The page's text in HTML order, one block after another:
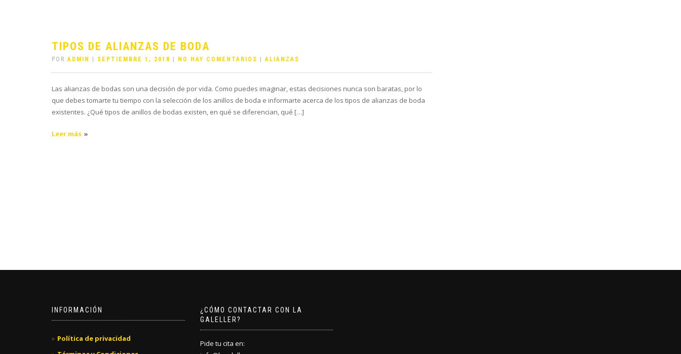
TIPOS DE ALIANZAS DE BODA
PORADMIN SEPTIEMBRE 1, 2018 NO HAY COMENTARIOS |ALIANZAS
Las alianzas de bodas son una decisión de por vida. Como puedes imaginar, estas decisiones nunca son baratas, por lo
que debes tomarte tu tiempo con la selección de los anillos de boda e informarte acerca de los tipos de alianzas de boda
existentes. ¿Qué tipos de anillos de bodas existen, en qué se diferencian, qué […]
Leer más
INFORMACIÓN
Política de privacidad
¿CÓMO CONTACTAR CON LA
GALELLER?
Pide tu cita en: